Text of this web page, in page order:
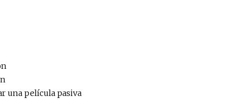
una película pasiva